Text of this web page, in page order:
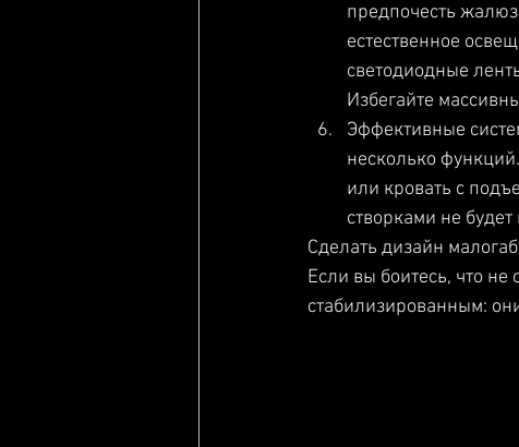
предпочесть
естественное
светодиодные
Избегайте
Эффективные
несколько
или кровать с
створками не
Сделать дизайн
Если вы боитесь, что
стабилизированным: